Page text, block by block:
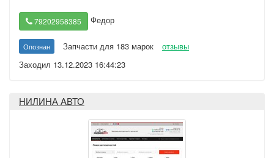
79202958385 Федор
Опознан Запчасти для 183 марок
отзывы
Заходил 13.12.2023 16:44:23
НИЛИНА АВТО